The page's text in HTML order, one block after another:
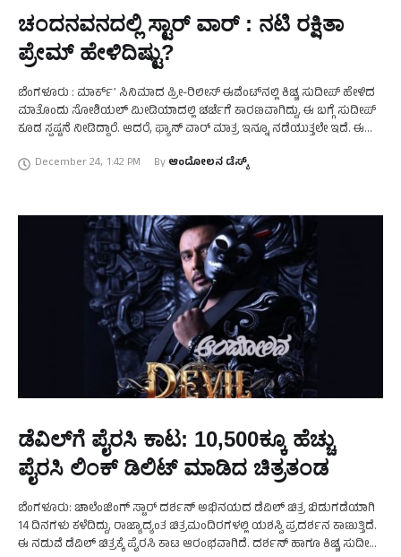
ಚಂದನವನದಲ್ಲಿ ಸ್ಟಾರ್‌ ವಾರ್‌ : ನಟಿ ರಕ್ಷಿತಾ
ಪ್ರೇಮ್‌ ಹೇಳಿದಿಷ್ಟು?
ಬೆಂಗಳೂರು : ಮಾರ್ಕ್‌ʼ ಸಿನಿಮಾದ ಪ್ರೀ-ರಿಲೀಸ್‌ ಈವೆಂಟ್‌ನಲ್ಲಿ ಕಿಚ್ಚ ಸುದೀಪ್‌ ಹೇಳಿದ
ಮಾತೊಂದು ಸೋಶಿಯಲ್‌ ಮೀಡಿಯಾದಲ್ಲಿ ಚರ್ಚೆಗೆ ಕಾರಣವಾಗಿದ್ದು, ಈ ಬಗ್ಗೆ ಸುದೀಪ್‌
ಕೂಡ ಸ್ಪಷ್ಟನೆ ನೀಡಿದ್ದಾರೆ. ಆದರೆ, ಫ್ಯಾನ್‌ ವಾರ್‌ ಮಾತ್ರ ಇನ್ನೂ ನಡೆಯುತ್ತಲೇ ಇದೆ. ಈ
December 24, 1:42 PM By ಆಂದೋಲನ ಡೆಸ್ಕ್
ಡೆವಿಲ್‌ಗೆ ಪೈರಸಿ ಕಾಟ: 10,500ಕ್ಕೂ ಹೆಚ್ಚು
ಪೈರಸಿ ಲಿಂಕ್‌ ಡಿಲಿಟ್‌ ಮಾಡಿದ ಚಿತ್ರತಂಡ
ಬೆಂಗಳೂರು: ಚಾಲೆಂಜಿಂಗ್‌ ಸ್ಟಾರ್‌ ದರ್ಶನ್‌ ಅಭಿನಯದ ಡೆವಿಲ್‌ ಚಿತ್ರ ಬಿಡುಗಡೆಯಾಗಿ
14 ದಿನಗಳು ಕಳೆದಿದ್ದು, ರಾಜ್ಯಾದ್ಯಂತ ಚಿತ್ರಮಂದಿರಗಳಲ್ಲಿ ಯಶಸ್ವಿ ಪ್ರದರ್ಶನ ಕಾಣುತ್ತಿದೆ.
ಈ ನಡುವೆ ಡೆವಿಲ್‌ ಚಿತ್ರಕ್ಕೆ ಪೈರಸಿ ಕಾಟ ಆರಂಭವಾಗಿದೆ. ದರ್ಶನ್‌ ಹಾಗೂ ಕಿಚ್ಚ ಸುದೀಪ್‌